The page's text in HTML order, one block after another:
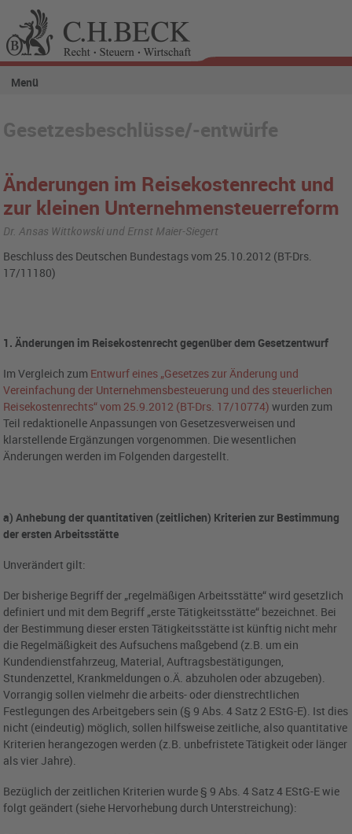
Menü
Gesetzesbeschlüsse/-entwürfe
Änderungen im Reisekostenrecht und
zur kleinen Unternehmensteuerreform
Dr. Ansas Wittkowski und Ernst Maier-Siegert
Beschluss des Deutschen Bundestags vom 25.10.2012 (BT-Drs.
17/11180)
1. Änderungen im Reisekostenrecht gegenüber dem Gesetzentwurf
Im Vergleich zum Entwurf eines „Gesetzes zur Änderung und
Vereinfachung der Unternehmensbesteuerung und des steuerlichen
Reisekostenrechts“ vom 25.9.2012 (BT-Drs. 17/10774) wurden zum
Teil redaktionelle Anpassungen von Gesetzesverweisen und
klarstellende Ergänzungen vorgenommen. Die wesentlichen
Änderungen werden im Folgenden dargestellt.
a) Anhebung der quantitativen (zeitlichen) Kriterien zur Bestimmung
der ersten Arbeitsstätte
Unverändert gilt:
Der bisherige Begriff der „regelmäßigen Arbeitsstätte“ wird gesetzlich
definiert und mit dem Begriff „erste Tätigkeitsstätte“ bezeichnet. Bei
der Bestimmung dieser ersten Tätigkeitsstätte ist künftig nicht mehr
die Regelmäßigkeit des Aufsuchens maßgebend (z.B. um ein
Kundendienstfahrzeug, Material, Auftragsbestätigungen,
Stundenzettel, Krankmeldungen o.Ä. abzuholen oder abzugeben).
Vorrangig sollen vielmehr die arbeits- oder dienstrechtlichen
Festlegungen des Arbeitgebers sein (§ 9 Abs. 4 Satz 2 EStG-E). Ist dies
nicht (eindeutig) möglich, sollen hilfsweise zeitliche, also quantitative
Kriterien herangezogen werden (z.B. unbefristete Tätigkeit oder länger
als vier Jahre).
Bezüglich der zeitlichen Kriterien wurde § 9 Abs. 4 Satz 4 EStG-E wie
folgt geändert (siehe Hervorhebung durch Unterstreichung):